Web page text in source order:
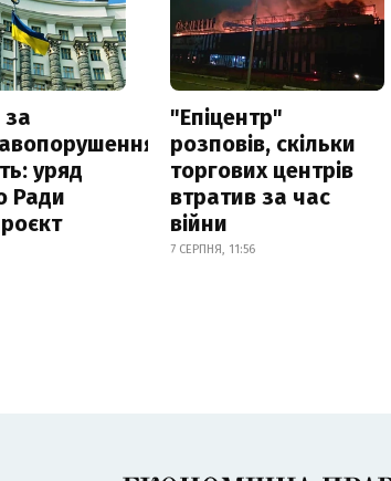
уряд
Ради
"Епіцентр"
розповів, скільки
торгових центрів
втратив за час
війни
7 СЕРПНЯ, 11:56